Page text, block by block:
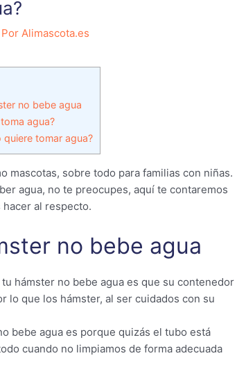
Alimascota.es
no bebe agua
agua?
quiere tomar agua?
mascotas, sobre todo para familias con niñas.
agua, no te preocupes, aquí te contaremos
al respecto.
no bebe agua
hámster no bebe agua es que su contenedor
lo que los hámster, al ser cuidados con su
bebe agua es porque quizás el tubo está
cuando no limpiamos de forma adecuada